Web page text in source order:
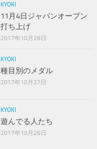
KYOKI
11月4日ジャパンオープン
打ち上げ
2017年10月28日
KYOKI
種目別のメダル
2017年10月27日
KYOKI
遊んでる人たち
2017年10月26日